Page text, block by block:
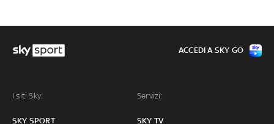
I siti Sky:
SKY SPORT
Servizi:
SKY TV
ACCEDI A SKY GO